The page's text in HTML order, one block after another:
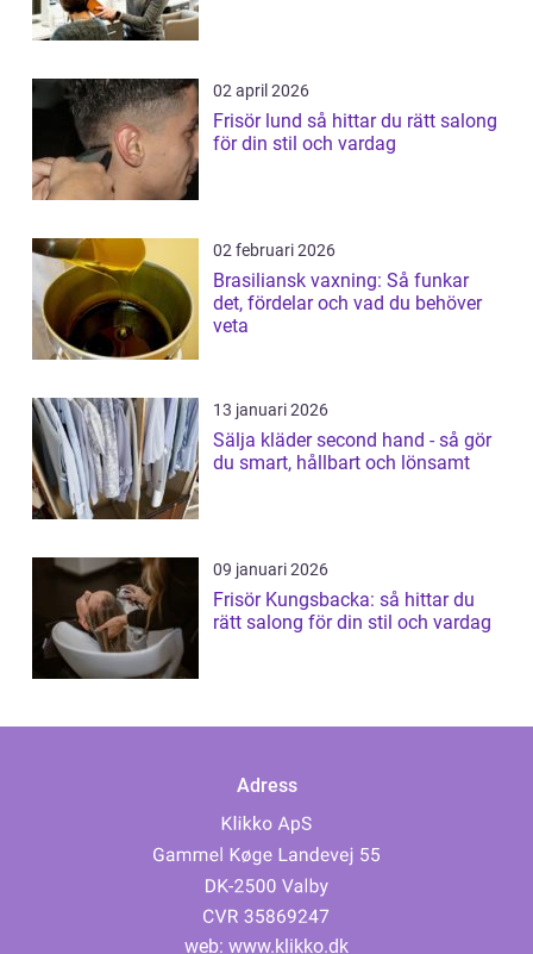
02 april 2026
Frisör lund så hittar du rätt salong
för din stil och vardag
02 februari 2026
Brasiliansk vaxning: Så funkar
det, fördelar och vad du behöver
veta
13 januari 2026
Sälja kläder second hand - så gör
du smart, hållbart och lönsamt
09 januari 2026
Frisör Kungsbacka: så hittar du
rätt salong för din stil och vardag
Adress
web: www.klikko.dk